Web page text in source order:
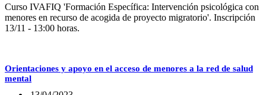
Curso IVAFIQ 'Formación Específica: Intervención psicológica con
menores en recurso de acogida de proyecto migratorio'. Inscripción
13/11 - 13:00 horas.
Orientaciones y apoyo en el acceso de menores a la red de salud
mental